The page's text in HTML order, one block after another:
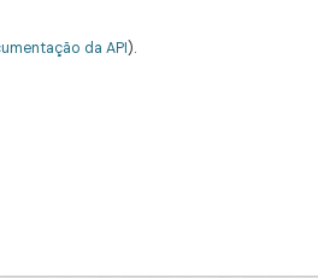
da API).